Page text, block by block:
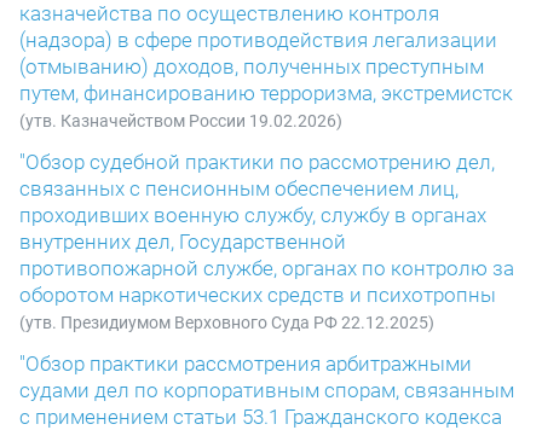
казначейства по осуществлению контроля
(надзора) в сфере противодействия легализации
(отмыванию) доходов, полученных преступным
путем, финансированию терроризма, экстремистск
(утв. Казначейством России 19.02.2026)
"Обзор судебной практики по рассмотрению дел,
связанных с пенсионным обеспечением лиц,
проходивших военную службу, службу в органах
внутренних дел, Государственной
противопожарной службе, органах по контролю за
оборотом наркотических средств и психотропны
(утв. Президиумом Верховного Суда РФ 22.12.2025)
"Обзор практики рассмотрения арбитражными
судами дел по корпоративным спорам, связанным
с применением статьи 53.1 Гражданского кодекса